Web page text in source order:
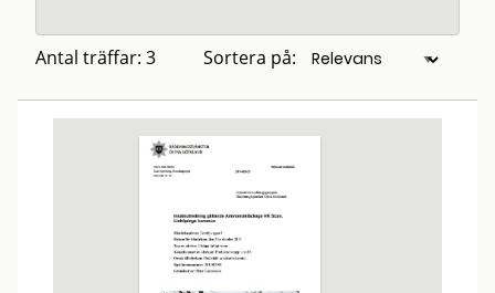
Antal träffar: 3 Sortera på: